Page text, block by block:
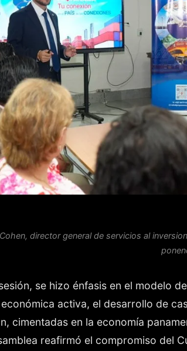
director general de servicios al
se hizo énfasis en el modelo
activa, el desarrollo de
cimentadas en la economía
reafirmó el compromiso del